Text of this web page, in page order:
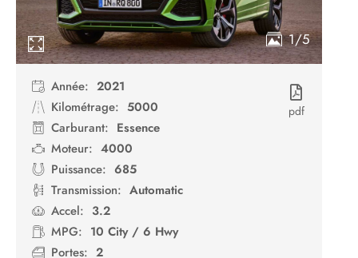
1/5
Année: 2021
Kilométrage: 5000
Carburant: Essence
Moteur: 4000
Puissance: 685
Transmission: Automatic
Accel: 3.2
MPG: 10 City / 6 Hwy
Portes: 2
pdf